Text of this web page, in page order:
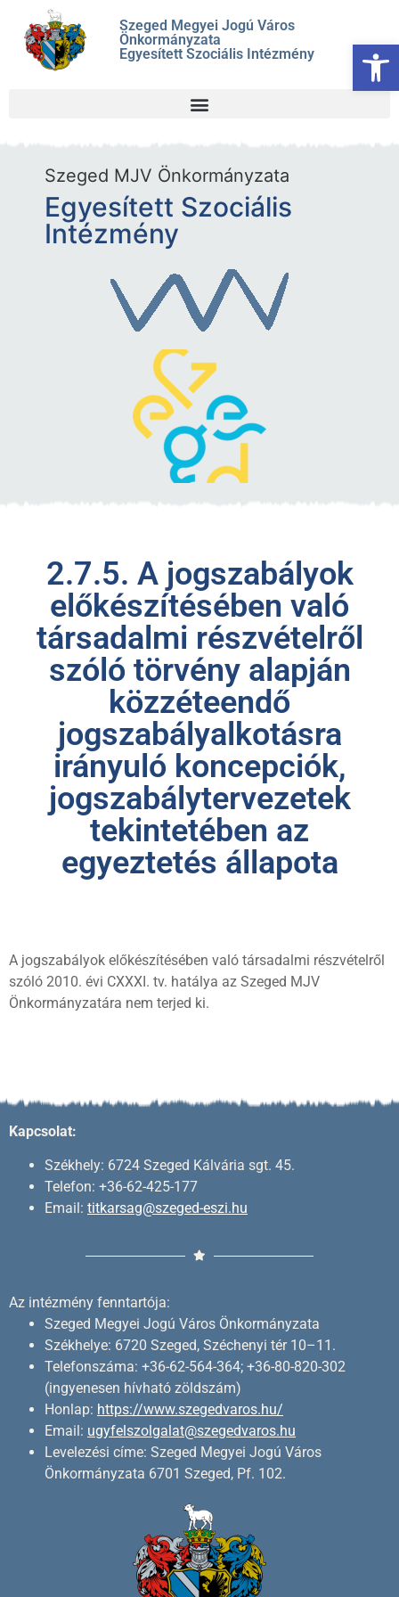
Szeged Megyei Jogú Város
Önkormányzata
Egyesített Szociális Intézmény
Szeged MJV Önkormányzata
Egyesített Szociális
Intézmény
2.7.5. A jogszabályok
előkészítésében való
társadalmi részvételről
szóló törvény alapján
közzéteendő
jogszabályalkotásra
irányuló koncepciók,
jogszabálytervezetek
tekintetében az
egyeztetés állapota
A jogszabályok előkészítésében való társadalmi részvételről
szóló 2010. évi CXXXI. tv. hatálya az Szeged MJV
Önkormányzatára nem terjed ki.
Kapcsolat:
Székhely: 6724 Szeged Kálvária sgt. 45.
Telefon: +36-62-425-177
Email: titkarsag@szeged-eszi.hu
Az intézmény fenntartója:
Szeged Megyei Jogú Város Önkormányzata
Székhelye: 6720 Szeged, Széchenyi tér 10–11.
Telefonszáma: +36-62-564-364; +36-80-820-302
(ingyenesen hívható zöldszám)
Honlap: https://www.szegedvaros.hu/
Email: ugyfelszolgalat@szegedvaros.hu
Levelezési címe: Szeged Megyei Jogú Város
Önkormányzata 6701 Szeged, Pf. 102.